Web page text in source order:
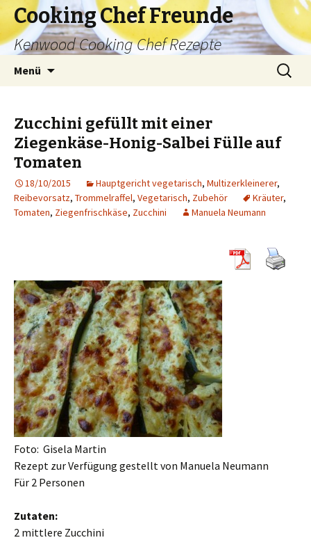
Cooking Chef Freunde
Kenwood Cooking Chef Rezepte
Menü
Suche
nach:
Zucchini gefüllt mit einer
Ziegenkäse-Honig-Salbei Fülle auf
Tomaten
18/10/2015 Hauptgericht vegetarisch, Multizerkleinerer,
Reibevorsatz, Trommelraffel, Vegetarisch, Zubehör Kräuter,
Tomaten, Ziegenfrischkäse, Zucchini Manuela Neumann
Foto: Gisela Martin
Rezept zur Verfügung gestellt von Manuela Neumann
Für 2 Personen
Zutaten:
2 mittlere Zucchini